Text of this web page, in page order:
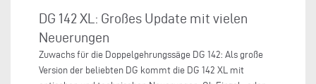
DG 142 XL: Großes Update mit vielen
Neuerungen
Zuwachs für die Doppelgehrungssäge DG 142: Als große
Version der beliebten DG kommt die DG 142 XL mit